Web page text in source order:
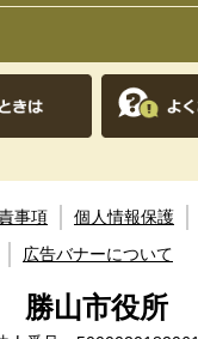
事項 個人情報保護
広告バナーについて
勝山市役所